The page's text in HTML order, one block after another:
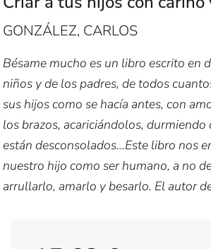
GONZÁLEZ, CARLOS
Bésame mucho es un libro escrito en
niños y de los padres, de todos
sus hijos como se hacía antes, con
los brazos, acariciándolos,
están desconsolados...Este libro nos
nuestro hijo como ser humano, a no
arrullarlo, amarlo y besarlo. El autor